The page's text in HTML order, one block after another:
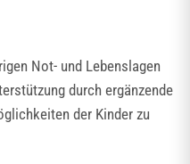
Not- und Lebenslagen
durch ergänzende
der Kinder zu